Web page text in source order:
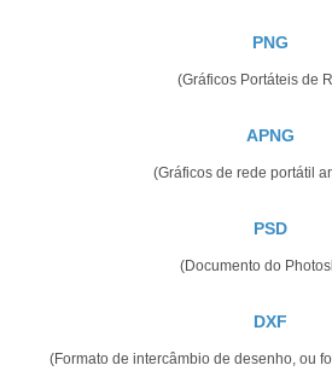
PNG
(Gráficos Portáteis de
APNG
(Gráficos de rede portátil
PSD
(Documento do
DXF
(Formato de intercâmbio de desenho, ou